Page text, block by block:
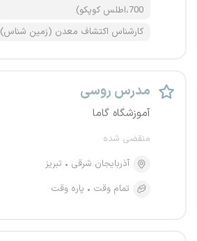
700،اطلس کوپکو)
کارشناس اکتشاف معدن (زمین شناس)
مدرس روسی
آموزشگاه گاما
منقضی شده
آذربایجان شرقی
تبریز
تمام وقت
پاره وقت